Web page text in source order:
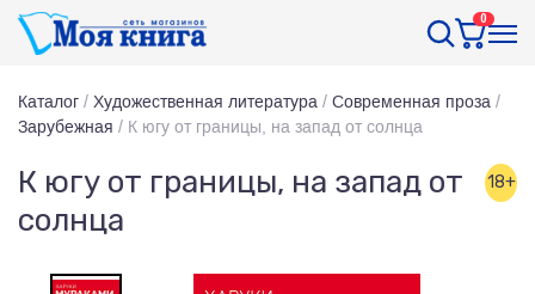
0
Каталог / Художественная литература / Современная проза /
Зарубежная / К югу от границы, на запад от солнца
К югу от границы, на запад от
солнца
18+